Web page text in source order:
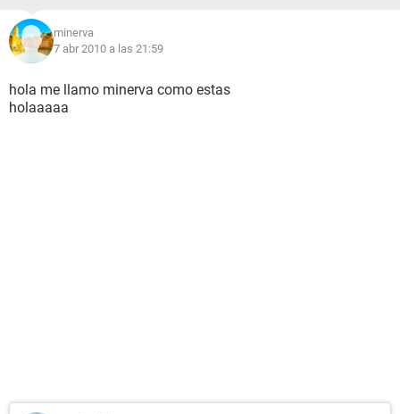
minerva
7 abr 2010 a las 21:59
hola me llamo minerva como estas
holaaaaa